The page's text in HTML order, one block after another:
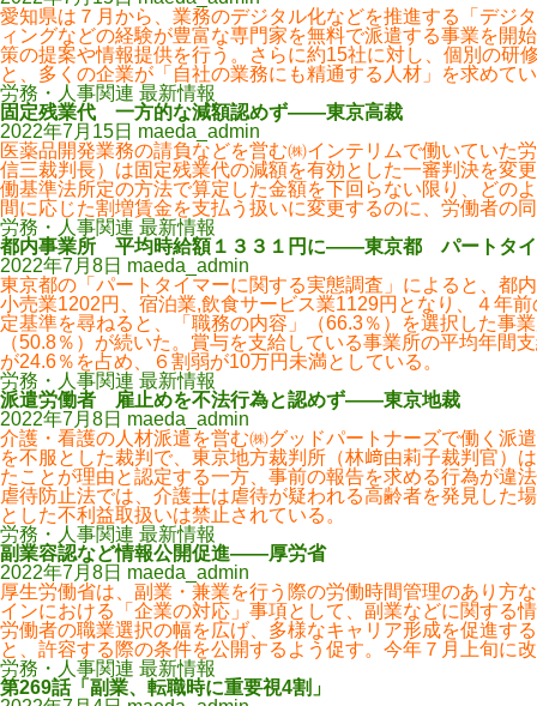
愛知県は７月から、業務のデジタル化などを推進する「デジ
ィングなどの経験が豊富な専門家を無料で派遣する事業を開
策の提案や情報提供を行う。さらに約15社に対し、個別の研
と、多くの企業が「自社の業務にも精通する人材」を求めて
労務・人事関連 最新情報
固定残業代 一方的な減額認めず――東京高裁
2022年7月15日 maeda_admin
医薬品開発業務の請負などを営む㈱インテリムで働いていた
信三裁判長）は固定残業代の減額を有効とした一審判決を変
働基準法所定の方法で算定した金額を下回らない限り、どの
間に応じた割増賃金を支払う扱いに変更するのに、労働者の
労務・人事関連 最新情報
都内事業所 平均時給額１３３１円に――東京都 パートタイ
2022年7月8日 maeda_admin
東京都の「パートタイマーに関する実態調査」によると、都
小売業1202円、宿泊業,飲食サービス業1129円となり、４年
定基準を尋ねると、「職務の内容」（66.3％）を選択した事
（50.8％）が続いた。賞与を支給している事業所の平均年
が24.6％を占め、６割弱が10万円未満としている。
労務・人事関連 最新情報
派遣労働者 雇止めを不法行為と認めず――東京地裁
2022年7月8日 maeda_admin
介護・看護の人材派遣を営む㈱グッドパートナーズで働く派
を不服とした裁判で、東京地方裁判所（林﨑由莉子裁判官）
たことが理由と認定する一方、事前の報告を求める行為が違
虐待防止法では、介護士は虐待が疑われる高齢者を発見した
とした不利益取扱いは禁止されている。
労務・人事関連 最新情報
副業容認など情報公開促進――厚労省
2022年7月8日 maeda_admin
厚生労働省は、副業・兼業を行う際の労働時間管理のあり方
インにおける「企業の対応」事項として、副業などに関する
労働者の職業選択の幅を広げ、多様なキャリア形成を促進す
と、許容する際の条件を公開するよう促す。今年７月上旬に
労務・人事関連 最新情報
第269話「副業、転職時に重要視4割」